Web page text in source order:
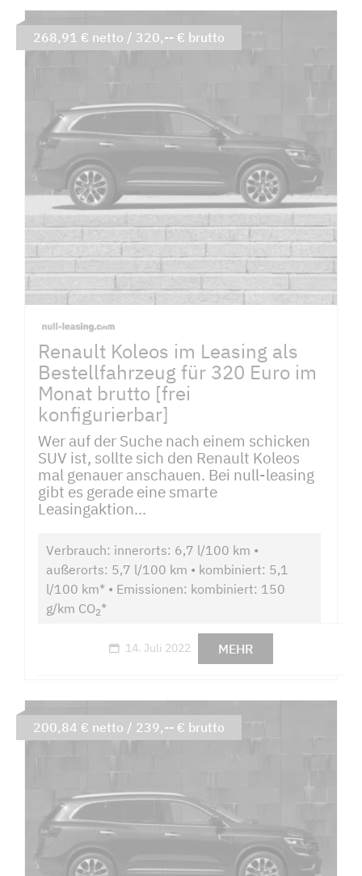
Renault Koleos im Leasing als
Bestellfahrzeug für 320 Euro im
Monat brutto [frei
konfigurierbar]
Wer auf der Suche nach einem schicken
SUV ist, sollte sich den Renault Koleos
mal genauer anschauen. Bei null-leasing
gibt es gerade eine smarte
Leasingaktion...
Verbrauch: innerorts: 6,7 l/100 km •
außerorts: 5,7 l/100 km • kombiniert: 5,1
l/100 km* • Emissionen: kombiniert: 150
g/km CO2*
14. Juli 2022 MEHR
268,91 € netto / 320,-- € brutto
200,84 € netto / 239,-- € brutto